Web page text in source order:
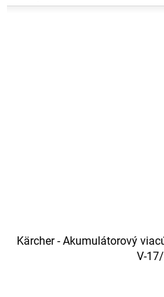
Kärcher - Akumulátorový
V-